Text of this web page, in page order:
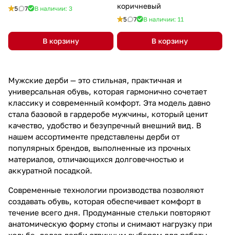
5 7 В наличии: 3
В корзину
коричневый
5 7 В наличии: 11
В корзину
Мужские дерби — это стильная, практичная и
универсальная обувь, которая гармонично сочетает
классику и современный комфорт. Эта модель давно
стала базовой в гардеробе мужчины, который ценит
качество, удобство и безупречный внешний вид. В
нашем ассортименте представлены дерби от
популярных брендов, выполненные из прочных
материалов, отличающихся долговечностью и
аккуратной посадкой.
Современные технологии производства позволяют
создавать обувь, которая обеспечивает комфорт в
течение всего дня. Продуманные стельки повторяют
анатомическую форму стопы и снимают нагрузку при